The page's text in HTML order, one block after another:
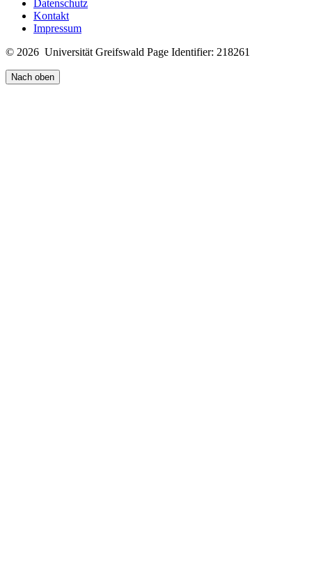
Datenschutz
Kontakt
Impressum
© 2026 Universität Greifswald Page Identifier: 218261
Nach oben